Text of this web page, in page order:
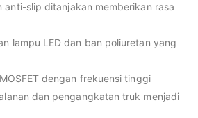
anti-slip ditanjakan memberikan rasa
lampu LED dan ban poliuretan yang
dengan frekuensi tinggi
dan pengangkatan truk menjadi